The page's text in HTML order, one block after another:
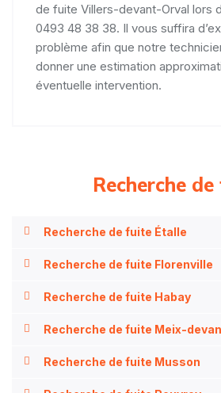
de fuite Villers-devant-Orval lors
0493 48 38 38. Il vous suffira
problème afin que notre
donner une estimation
éventuelle intervention.
Recherche
Recherche de fuite Étalle
Recherche de fuite Florenville
Recherche de fuite Habay
Recherche de fuite Meix-
Recherche de fuite Musson